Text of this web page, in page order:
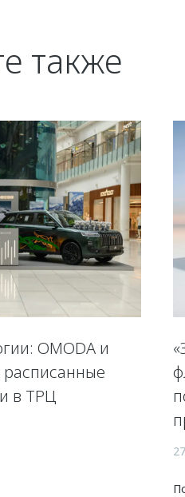
также
OMODA и
расписанные
в ТРЦ